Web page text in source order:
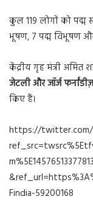
कुल 119 लोगों को पद्म
भूषण, 7 पद्म विभूषण और
केंद्रीय गृह मंत्री अमित
जेटली और जॉर्ज फर्नांडीज़
किए हैं।
https://twitter.com/
Findia-59200168